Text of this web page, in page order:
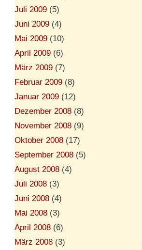
Juli 2009 (5)
Juni 2009 (4)
Mai 2009 (10)
April 2009 (6)
März 2009 (7)
Februar 2009 (8)
Januar 2009 (12)
Dezember 2008 (8)
November 2008 (9)
Oktober 2008 (17)
September 2008 (5)
August 2008 (4)
Juli 2008 (3)
Juni 2008 (4)
Mai 2008 (3)
April 2008 (6)
März 2008 (3)